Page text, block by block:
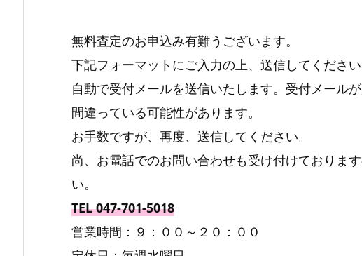
無料査定のお申込み有難うございます。
下記フォーマットにご入力の上、送信してください
自動で受付メールを送信いたします。受付メール
間違っている可能性があります。
お手数ですが、再度、送信してください。
尚、お電話でのお問い合わせも受け付けておりま
い。
TEL 047-701-5018
営業時間：９：００～２０：００